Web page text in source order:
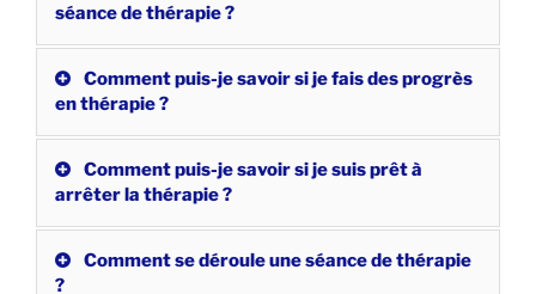
séance de thérapie ?
Comment puis-je savoir si je fais des progrès
en thérapie ?
Comment puis-je savoir si je suis prêt à
arrêter la thérapie ?
Comment se déroule une séance de thérapie
?